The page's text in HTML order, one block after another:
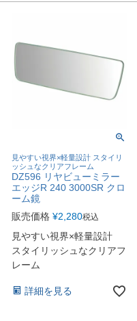
見やすい視界×軽量設計 スタイリ
ッシュなクリアフレーム
DZ596 リヤビューミラー
エッジR 240 3000SR クロ
ーム鏡
販売価格 ¥2,280税込
見やすい視界×軽量設計
スタイリッシュなクリアフ
レーム
詳細を見る